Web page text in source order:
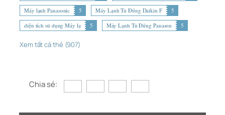
Máy lạnh Panasonic
5 Máy Lạnh Tủ Đứng Daikin F
5
diện tích sử dụng Máy lạ
5 Máy Lạnh Tủ Đứng Panason 5
Xem tất cả thẻ (907)
Chia sẻ: